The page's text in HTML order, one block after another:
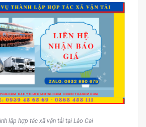
lập hợp tác xã vận tải tại Lào Cai